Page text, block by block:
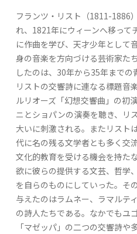
フランツ・リスト（1811-1886
れ、1821年にウィーンへ移って
に作曲を学び、天才少年として
身の音楽を方向づける芸術家た
したのは、30年から35年までの
リストの交響詩に連なる標題音
ルリオーズ「幻想交響曲」の初
ニとショパンの演奏を聴き、リ
大いに刺激される。またリスト
代に名の残る文学者とも多く交
文化的教育を受ける機会を持た
欲に彼らの提供する文芸、哲学
を自らのものにしていった。そ
与えたのはラムネー、ラマルテ
の詩人たちである。なかでもユ
「マゼッパ」の二つの交響詩や